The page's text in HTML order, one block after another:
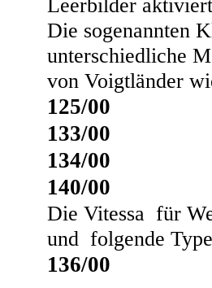
Leerbilder
Die sogenannten
unterschiedliche
von Voigtländer
125/00
133/00
134/00
140/00
Die Vitessa für
und folgende
136/00